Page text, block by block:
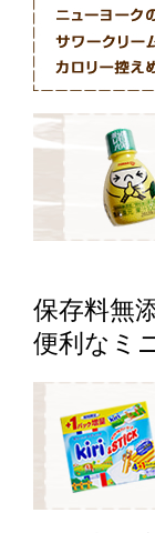
保存料無
便利なミ